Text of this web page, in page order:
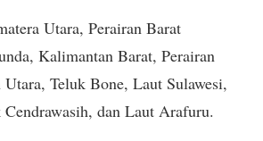
Utara, Perairan Barat
Kalimantan Barat, Perairan
Teluk Bone, Laut Sulawesi,
dan Laut Arafuru.